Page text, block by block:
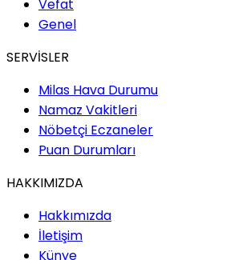
Vefat
Genel
SERVİSLER
Milas Hava Durumu
Namaz Vakitleri
Nöbetçi Eczaneler
Puan Durumları
HAKKIMIZDA
Hakkımızda
İletişim
Künye